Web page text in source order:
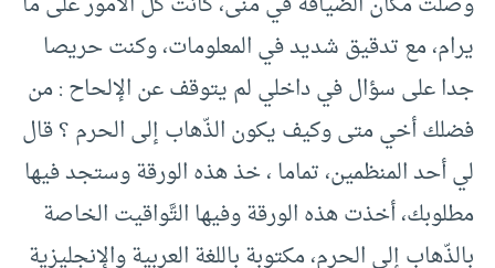
يرام، مع تدقيق شديد في المعلومات، وكنت حريصا
جدا على سؤال في داخلي لم يتوقف عن الإلحاح : من
فضلك أخي متى وكيف يكون الذّهاب إلى الحرم ؟ قال
لي أحد المنظمين، تماما ، خذ هذه الورقة وستجد فيها
مطلوبك، أخذت هذه الورقة وفيها التَّواقيت الخاصة
بالذّهاب إلى الحرم، مكتوبة باللغة العربية والإنجليزية